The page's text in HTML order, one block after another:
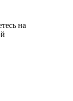
на